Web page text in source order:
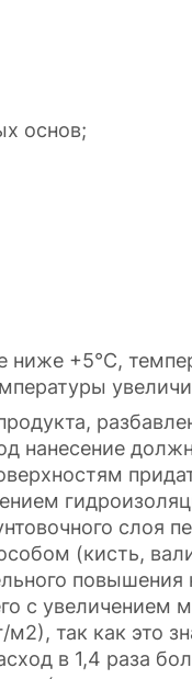
основ;
+5°С,
нанесение
слоя
(кисть,
повышения
с
так как это
в 1,4 раза